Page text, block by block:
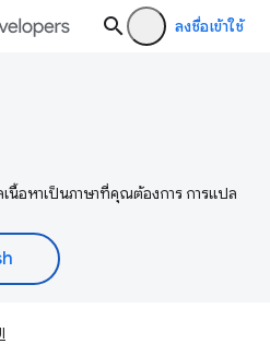
ลงชื่อเข้าใช้
นื้อหาเป็นภาษาที่คุณต้องการ การแปล